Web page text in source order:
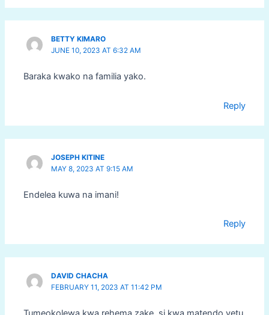
BETTY KIMARO
JUNE 10, 2023 AT 6:32 AM
Baraka kwako na familia yako.
Reply
JOSEPH KITINE
MAY 8, 2023 AT 9:15 AM
Endelea kuwa na imani!
Reply
DAVID CHACHA
FEBRUARY 11, 2023 AT 11:42 PM